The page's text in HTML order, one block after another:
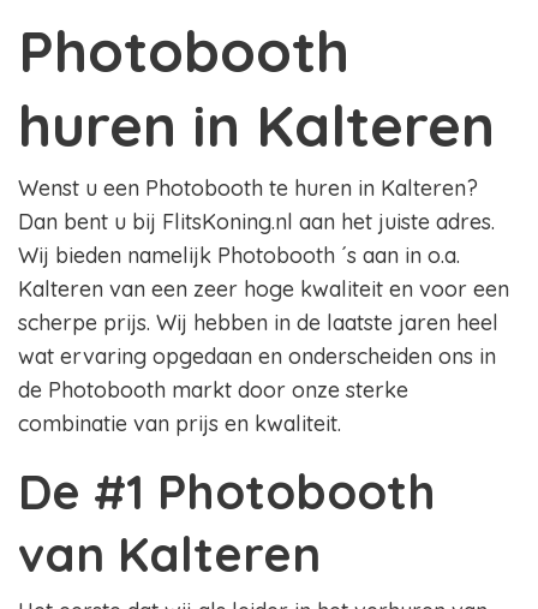
Photobooth
huren in Kalteren
Wenst u een Photobooth te huren in Kalteren?
Dan bent u bij FlitsKoning.nl aan het juiste adres.
Wij bieden namelijk Photobooth ´s aan in o.a.
Kalteren van een zeer hoge kwaliteit en voor een
scherpe prijs. Wij hebben in de laatste jaren heel
wat ervaring opgedaan en onderscheiden ons in
de Photobooth markt door onze sterke
combinatie van prijs en kwaliteit.
De #1 Photobooth
van Kalteren